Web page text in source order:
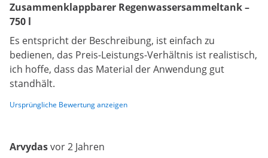
Zusammenklappbarer Regenwassersammeltank –
750 l
Es entspricht der Beschreibung, ist einfach zu
bedienen, das Preis-Leistungs-Verhältnis ist realistisch,
ich hoffe, dass das Material der Anwendung gut
standhält.
Ursprüngliche Bewertung anzeigen
Arvydasvor 2 Jahren